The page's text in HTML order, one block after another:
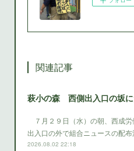
関連記事
７月２９日（水）の朝、西成
出入口の外で組合ニュースの配
2026.08.02 22:18